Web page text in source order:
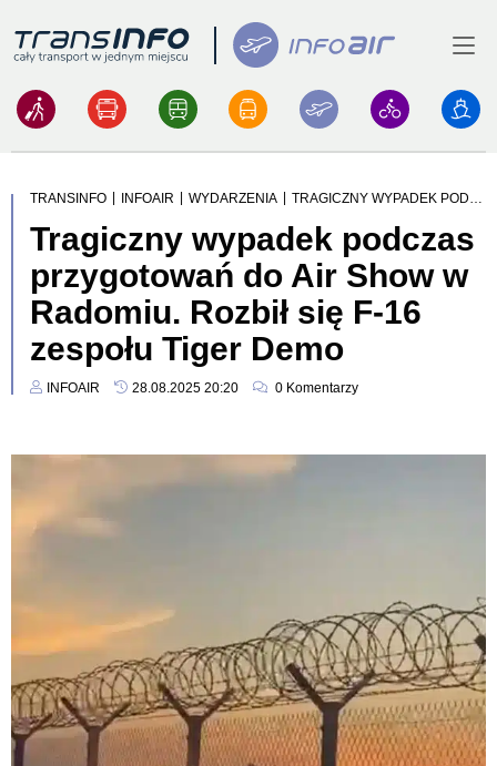
Logo Menu
TRANSINFO INFOAIR WYDARZENIA TRAGICZNY WYPADEK PODCZAS PRZYGOTOWAŃ DO AIR SHOW W RADOMIU. ROZBIŁ SIĘ F-16 ZESPOŁU TIGER DEMO
Tragiczny wypadek podczas
przygotowań do Air Show w
Radomiu. Rozbił się F-16
zespołu Tiger Demo
INFOAIR 28.08.2025 20:20 0 Komentarzy